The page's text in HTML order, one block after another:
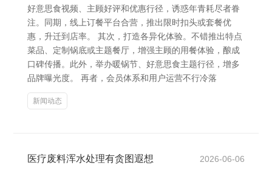
好意思食视频、主顾好评和优惠行径，诱惑年青耗尽者眷
注。同期，线上订餐平台合营，推出限时扣头或套餐优
惠，升迁到店率。 其次，打造各异化体验。不错推出特点
菜品、定制锅底或主题餐厅，增强主顾的用餐体验，酿成
口碑传播。此外，举办暖锅节、好意思食主题行径，增多
品牌曝光度。 再者，会员体系和用户运营不行冷落
新闻动态
医疗废料浑水处理有贪图遐想 2026-06-06